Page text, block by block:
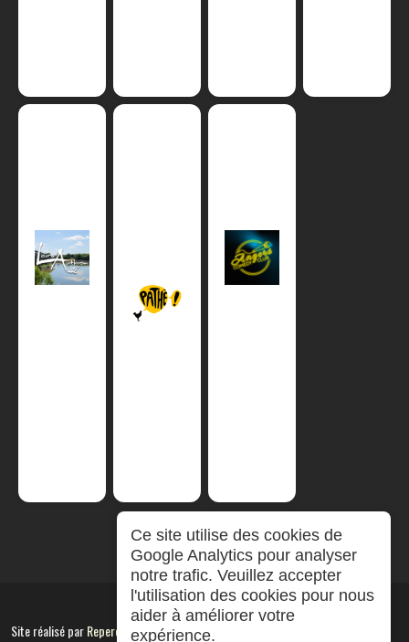
Site réalisé parRepereCom
Ce site utilise des cookies de
Google Analytics pour analyser
notre trafic. Veuillez accepter
l'utilisation des cookies pour nous
aider à améliorer votre
expérience.